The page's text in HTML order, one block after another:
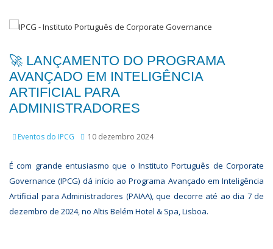
🚀 LANÇAMENTO DO PROGRAMA
AVANÇADO EM INTELIGÊNCIA
ARTIFICIAL PARA
ADMINISTRADORES
Eventos do IPCG 10 dezembro 2024
É com grande entusiasmo que o Instituto Português de Corporate
Governance (IPCG) dá início ao Programa Avançado em Inteligência
Artificial para Administradores (PAIAA), que decorre até ao dia 7 de
dezembro de 2024, no Altis Belém Hotel & Spa, Lisboa.